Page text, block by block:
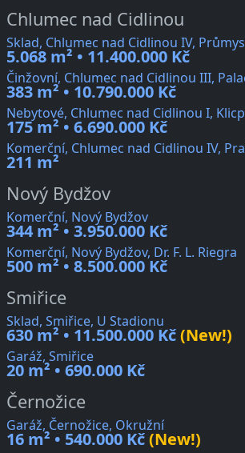
Chlumec nad Cidlinou
Sklad, Chlumec nad Cidlinou IV,
5.068 m² • 11.400.000 Kč
Činžovní, Chlumec nad Cidlinou III,
383 m² • 10.790.000 Kč
Nebytové, Chlumec nad Cidlinou I,
175 m² • 6.690.000 Kč
Komerční, Chlumec nad Cidlinou IV,
211 m²
Nový Bydžov
Komerční, Nový Bydžov
344 m² • 3.950.000 Kč
Komerční, Nový Bydžov, Dr. F. L. Riegra
500 m² • 8.500.000 Kč
Smiřice
Sklad, Smiřice, U Stadionu
630 m² • 11.500.000 Kč(New!)
Garáž, Smiřice
20 m² • 690.000 Kč
Černožice
Garáž, Černožice, Okružní
16 m² • 540.000 Kč(New!)